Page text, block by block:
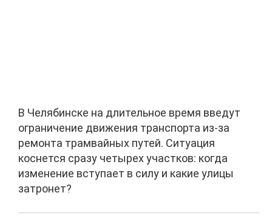
В Челябинске на длительное время введут
ограничение движения транспорта из-за
ремонта трамвайных путей. Ситуация
коснется сразу четырех участков: когда
изменение вступает в силу и какие улицы
затронет?